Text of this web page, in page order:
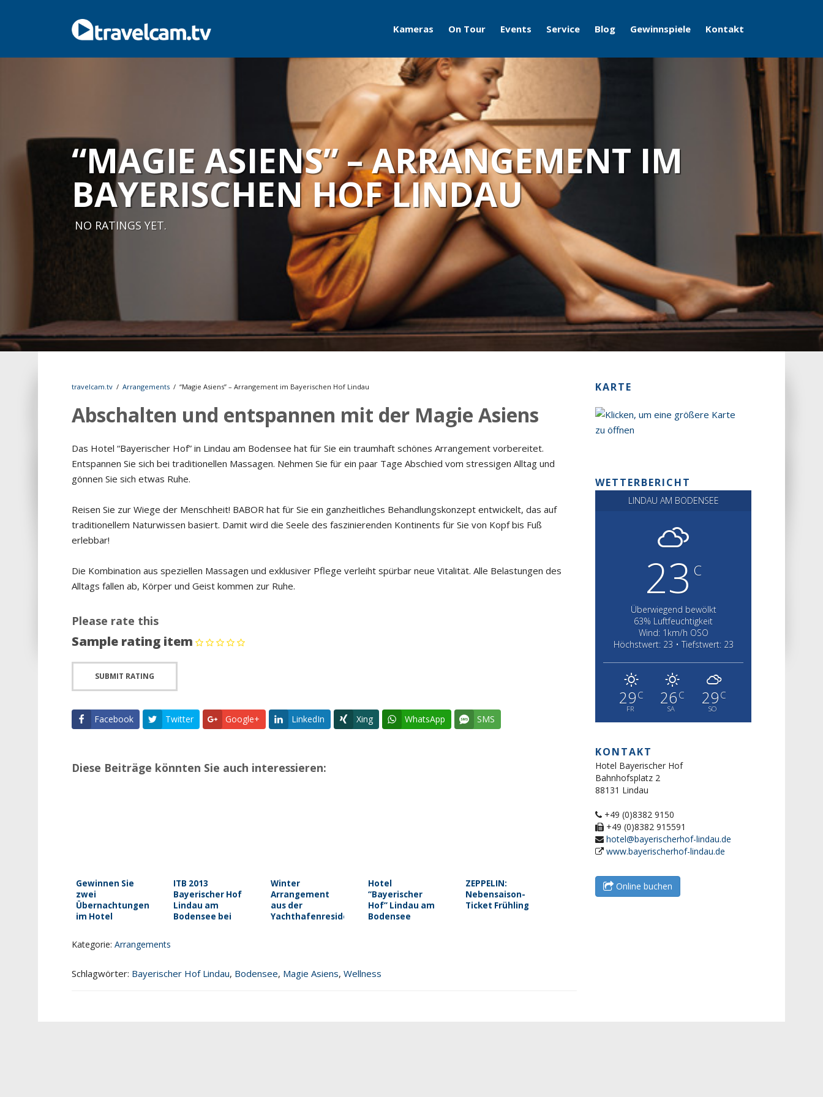
Kameras
Travelcams
Boatcams
Naturecams
On Tour
AERO
ITB
ILA
IFA
Grüne Woche
Motorworld Classics
Bodensee
Musikmesse
Events Service Blog Gewinnspiele Kontakt
“MAGIE ASIENS” – ARRANGEMENT IM
BAYERISCHEN HOF LINDAU
NO RATINGS YET.
travelcam.tv / Arrangements / “Magie Asiens” – Arrangement im Bayerischen Hof Lindau
Abschalten und entspannen mit der Magie Asiens
Das Hotel “Bayerischer Hof” in Lindau am Bodensee hat für Sie ein traumhaft schönes Arrangement vorbereitet.
Entspannen Sie sich bei traditionellen Massagen. Nehmen Sie für ein paar Tage Abschied vom stressigen Alltag und
gönnen Sie sich etwas Ruhe.
Reisen Sie zur Wiege der Menschheit! BABOR hat für Sie ein ganzheitliches Behandlungskonzept entwickelt, das auf
traditionellem Naturwissen basiert. Damit wird die Seele des faszinierenden Kontinents für Sie von Kopf bis Fuß
erlebbar!
Die Kombination aus speziellen Massagen und exklusiver Pflege verleiht spürbar neue Vitalität. Alle Belastungen des
Alltags fallen ab, Körper und Geist kommen zur Ruhe.
Please rate this
Sample rating item
Facebook Twitter Google+ LinkedIn Xing WhatsApp SMS
Diese Beiträge könnten Sie auch interessieren:
Gewinnen Sie
zwei
Übernachtungen
im Hotel
ITB 2013
Bayerischer Hof
Lindau am
Bodensee bei
Winter
Arrangement
aus der
Yachthafenresidenz
Hotel
“Bayerischer
Hof” Lindau am
Bodensee
ZEPPELIN:
Nebensaison-
Ticket Frühling
Kategorie: Arrangements
Schlagwörter: Bayerischer Hof Lindau, Bodensee, Magie Asiens, Wellness
KARTE
WETTERBERICHT
LINDAU AM BODENSEE
23 C
Überwiegend bewölkt
63% Luftfeuchtigkeit
Wind: 1km/h OSO
Höchstwert: 23 • Tiefstwert: 23
29 C
FR
26 C
SA
29 C
SO
KONTAKT
Hotel Bayerischer Hof
Bahnhofsplatz 2
88131 Lindau
+49 (0)8382 9150
+49 (0)8382 915591
hotel@bayerischerhof-lindau.de
www.bayerischerhof-lindau.de
Online buchen